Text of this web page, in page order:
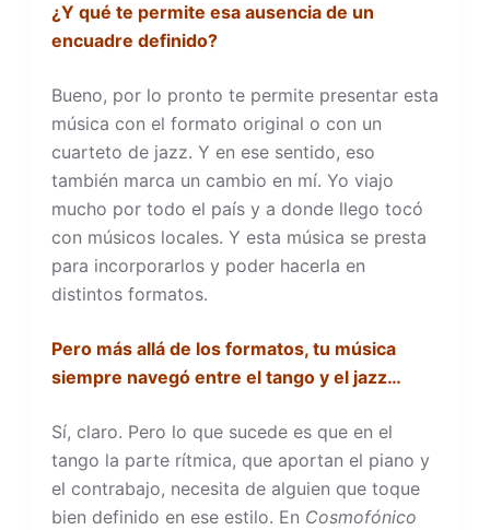
¿Y qué te permite esa ausencia de un
encuadre definido?
Bueno, por lo pronto te permite presentar esta
música con el formato original o con un
cuarteto de jazz. Y en ese sentido, eso
también marca un cambio en mí. Yo viajo
mucho por todo el país y a donde llego tocó
con músicos locales. Y esta música se presta
para incorporarlos y poder hacerla en
distintos formatos.
Pero más allá de los formatos, tu música
siempre navegó entre el tango y el jazz…
Sí, claro. Pero lo que sucede es que en el
tango la parte rítmica, que aportan el piano y
el contrabajo, necesita de alguien que toque
bien definido en ese estilo. En Cosmofónico